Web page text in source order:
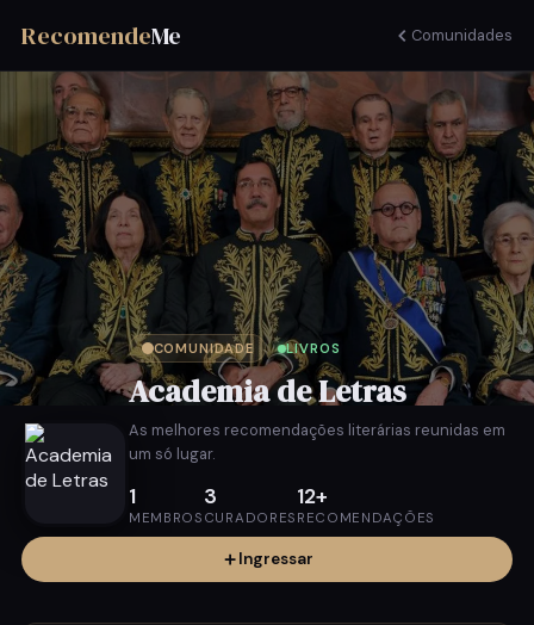
RecomendeMe Comunidades
COMUNIDADE LIVROS
Academia de Letras
As melhores recomendações literárias reunidas em
um só lugar.
1
MEMBROS
3
CURADORES
12+
RECOMENDAÇÕES
Ingressar